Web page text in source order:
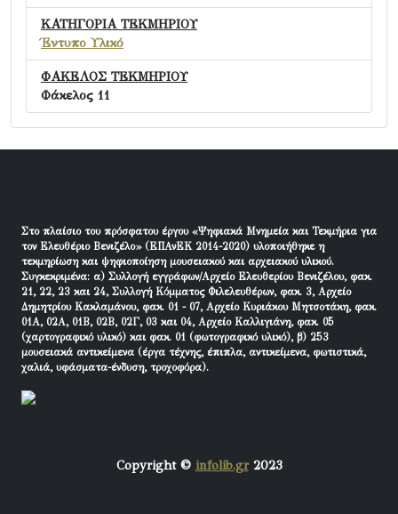
ΚΑΤΗΓΟΡΙΑ ΤΕΚΜΗΡΙΟΥ
Έντυπο Υλικό
ΦΑΚΕΛΟΣ ΤΕΚΜΗΡΙΟΥ
Φάκελος 11
Στο πλαίσιο του πρόσφατου έργου «Ψηφιακά Μνημεία και Τεκμήρια για
τον Ελευθέριο Βενιζέλο» (ΕΠΑνΕΚ 2014-2020) υλοποιήθηκε η
τεκμηρίωση και ψηφιοποίηση μουσειακού και αρχειακού υλικού.
Συγκεκριμένα: α) Συλλογή εγγράφων/Αρχείο Ελευθερίου Βενιζέλου, φακ.
21, 22, 23 και 24, Συλλογή Κόμματος Φιλελευθέρων, φακ. 3, Αρχείο
Δημητρίου Κακλαμάνου, φακ. 01 - 07, Αρχείο Κυριάκου Μητσοτάκη, φακ.
01Α, 02Α, 01Β, 02Β, 02Γ, 03 και 04, Αρχείο Καλλιγιάνη, φακ. 05
(χαρτογραφικό υλικό) και φακ. 01 (φωτογραφικό υλικό), β) 253
μουσειακά αντικείμενα (έργα τέχνης, έπιπλα, αντικείμενα, φωτιστικά,
χαλιά, υφάσματα-ένδυση, τροχοφόρα).
Copyright © infolib.gr2023